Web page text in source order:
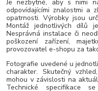
Je nezbytné, aby s nimi
odpovídajícími znalostmi a
opatrnosti. Výrobky jsou
Montáž jednotlivých dílů
Nesprávná instalace či
poškození zařízení,
provozovatel e-shopu za
Fotografie uvedené u
charakter. Skutečný
mohou v závislosti na
Technické specifikace